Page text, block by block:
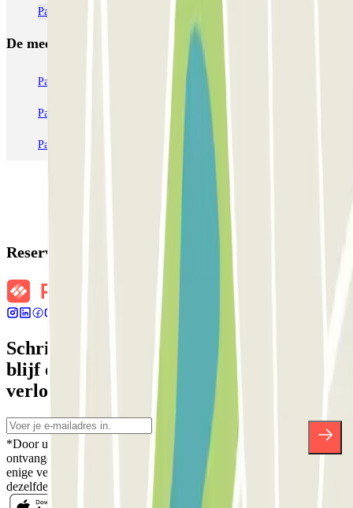
Parkeren dicht bij de Moulin Rouge in Parijs
De meest geboekte parkings
Parkeren in Parijs Parkeren in Venetië
Parkeren in Station Venetië Mestre Parkeren in Rome
Parkeren in Milaan Parkeren in Verona
Reserveringsgegevens
Schrijf je in voor onze nieuwsbrief en
blijf op de hoogte van kortingen,
verlotingen en vele andere verrassingen.
*Door u in te schrijven aanvaardt u ons Privacybeleid voor het
ontvangen van commerciële communicatie van Parclick. Zonder
enige verplichting kunt u zich uitschrijven wanneer u maar wilt in
dezelfde nieuwsbrief.